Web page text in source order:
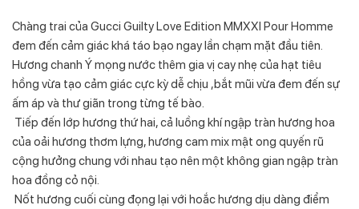
Chàng trai của Gucci Guilty Love Edition MMXXI Pour Homme
đem đến cảm giác khá táo bạo ngay lần chạm mặt đầu tiên.
Hương chanh Ý mọng nước thêm gia vị cay nhẹ của hạt tiêu
hồng vừa tạo cảm giác cực kỳ dễ chịu ,bắt mũi vừa đem đến sự
ấm áp và thư giãn trong từng tế bào.
Tiếp đến lớp hương thứ hai, cả luồng khí ngập tràn hương hoa
của oải hương thơm lựng, hương cam mix mật ong quyến rũ
cộng hưởng chung với nhau tạo nên một không gian ngập tràn
hoa đồng cỏ nội.
Nốt hương cuối cùng đọng lại với hoắc hương dịu dàng điểm